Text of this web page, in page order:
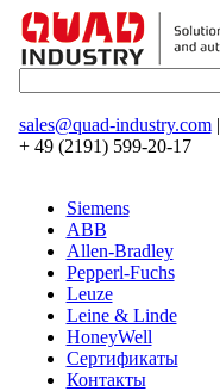
sales@quad-industry.com|
+ 49 (2191) 599-20-17
Siemens
ABB
Allen-Bradley
Pepperl-Fuchs
Leuze
Leine & Linde
HoneyWell
Сертификаты
Контакты